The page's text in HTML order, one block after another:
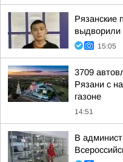
Рязанские
выдворили
15:05
3709
Рязани с
газоне
14:51
В